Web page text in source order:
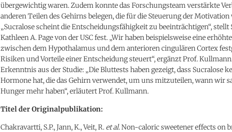
übergewichtig waren. Zudem konnte das Forschungsteam verstärkte
anderen Teilen des Gehirns belegen, die für die Steuerung der
„Sucralose scheint die Entscheidungsfähigkeit zu beeinträchtigen“,
Kathleen A. Page von der USC fest. „Wir haben beispielsweise eine
zwischen dem Hypothalamus und dem anterioren cingulären Cortex
Risiken und Vorteile einer Entscheidung steuert“, ergänzt Prof.
Erkenntnis aus der Studie: „Die Bluttests haben gezeigt, dass Sucralose
Hormone hat, die das Gehirn verwendet, um uns mitzuteilen, wann wir
Hunger mehr haben“, erläutert Prof. Kullmann.
Titel der Originalpublikation:
Chakravartti, S.P., Jann, K., Veit, R. et al.Non-caloric sweetener effects on